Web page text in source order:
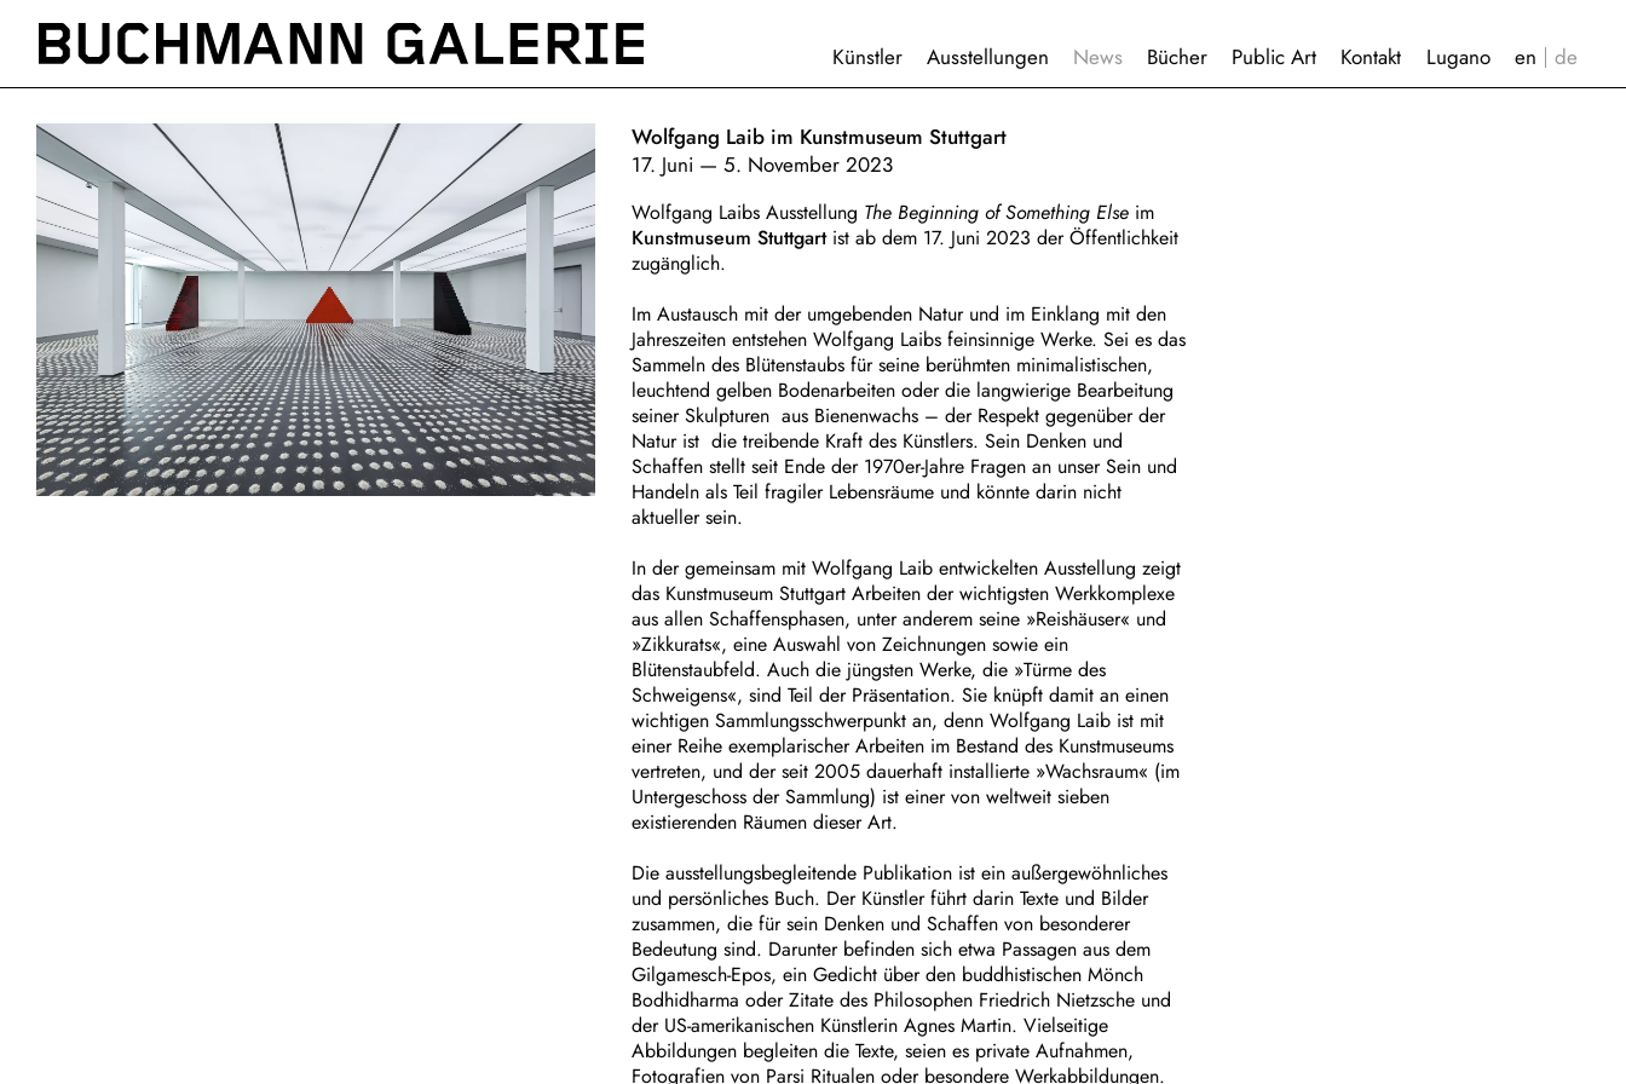
Inhalt
HAUPTNAVIGATION
Künstler Ausstellungen News Bücher Public Art Kontakt Lugano
Wolfgang Laib im Kunstmuseum Stuttgart
17. Juni — 5. November 2023
Wolfgang Laibs Ausstellung The Beginning of Something Else im
Kunstmuseum Stuttgartist ab dem 17. Juni 2023 der Öffentlichkeit
zugänglich.
Im Austausch mit der umgebenden Natur und im Einklang mit den
Jahreszeiten entstehen Wolfgang Laibs feinsinnige Werke. Sei es das
Sammeln des Blütenstaubs für seine berühmten minimalistischen,
leuchtend gelben Bodenarbeiten oder die langwierige Bearbeitung
seiner Skulpturen aus Bienenwachs – der Respekt gegenüber der
Natur ist die treibende Kraft des Künstlers. Sein Denken und
Schaffen stellt seit Ende der 1970er-Jahre Fragen an unser Sein und
Handeln als Teil fragiler Lebensräume und könnte darin nicht
aktueller sein.
In der gemeinsam mit Wolfgang Laib entwickelten Ausstellung zeigt
das Kunstmuseum Stuttgart Arbeiten der wichtigsten Werkkomplexe
aus allen Schaffensphasen, unter anderem seine »Reishäuser« und
»Zikkurats«, eine Auswahl von Zeichnungen sowie ein
Blütenstaubfeld. Auch die jüngsten Werke, die »Türme des
Schweigens«, sind Teil der Präsentation. Sie knüpft damit an einen
wichtigen Sammlungsschwerpunkt an, denn Wolfgang Laib ist mit
einer Reihe exemplarischer Arbeiten im Bestand des Kunstmuseums
vertreten, und der seit 2005 dauerhaft installierte »Wachsraum« (im
Untergeschoss der Sammlung) ist einer von weltweit sieben
existierenden Räumen dieser Art.
Die ausstellungsbegleitende Publikation ist ein außergewöhnliches
und persönliches Buch. Der Künstler führt darin Texte und Bilder
zusammen, die für sein Denken und Schaffen von besonderer
Bedeutung sind. Darunter befinden sich etwa Passagen aus dem
Gilgamesch-Epos, ein Gedicht über den buddhistischen Mönch
Bodhidharma oder Zitate des Philosophen Friedrich Nietzsche und
der US-amerikanischen Künstlerin Agnes Martin. Vielseitige
Abbildungen begleiten die Texte, seien es private Aufnahmen,
Fotografien von Parsi Ritualen oder besondere Werkabbildungen.